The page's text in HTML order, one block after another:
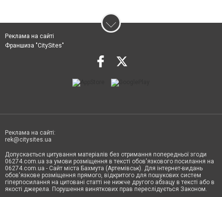
Реклама на сайті
Франшиза "CitySites"
Реклама на сайті:
rek@citysites.ua
Допускається цитування матеріалів без отримання попередньої згоди
06274.com.ua за умови розміщення в тексті обов'язкового посилання на
06274.com.ua - Сайт міста Бахмута (Артемівськ). Для інтернет-видань
обов'язкове розміщення прямого, відкритого для пошукових систем
гіперпосилання на цитовані статті не нижче другого абзацу в тексті або в
якості джерела. Порушення виняткових прав переслідується Законом.